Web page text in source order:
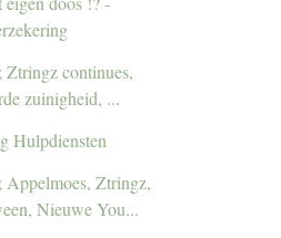
Ztringz continues,
zuinigheid, ...
Hulpdiensten
Appelmoes, Ztringz,
Nieuwe You...